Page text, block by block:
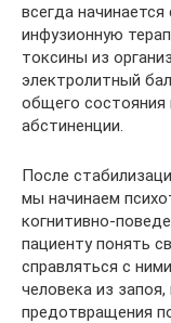
всегда
инфузионную
токсины из
электролитный
общего состояния
абстиненции.
После
мы начинаем
когнитивно-
пациенту понять
справляться с
человека из
предотвращения